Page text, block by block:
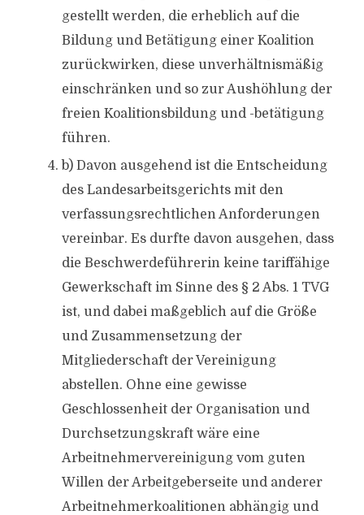
gestellt werden, die erheblich auf die
Bildung und Betätigung einer Koalition
zurückwirken, diese unverhältnismäßig
einschränken und so zur Aushöhlung der
freien Koalitionsbildung und -betätigung
führen.
b) Davon ausgehend ist die Entscheidung
des Landesarbeitsgerichts mit den
verfassungsrechtlichen Anforderungen
vereinbar. Es durfte davon ausgehen, dass
die Beschwerdeführerin keine tariffähige
Gewerkschaft im Sinne des § 2 Abs. 1 TVG
ist, und dabei maßgeblich auf die Größe
und Zusammensetzung der
Mitgliederschaft der Vereinigung
abstellen. Ohne eine gewisse
Geschlossenheit der Organisation und
Durchsetzungskraft wäre eine
Arbeitnehmervereinigung vom guten
Willen der Arbeitgeberseite und anderer
Arbeitnehmerkoalitionen abhängig und